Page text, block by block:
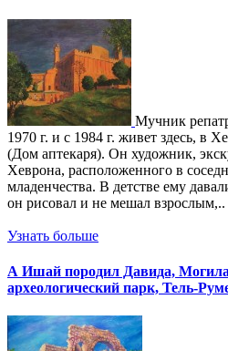
Мучник
1970 г. и с 1984 г. живет здесь, в
(Дом аптекаря). Он художник,
Хеврона, расположенного в
младенчества. В детстве ему
он рисовал и не мешал взрослым,..
Узнать больше
А Ишай породил Давида,
археологический парк, Тель-